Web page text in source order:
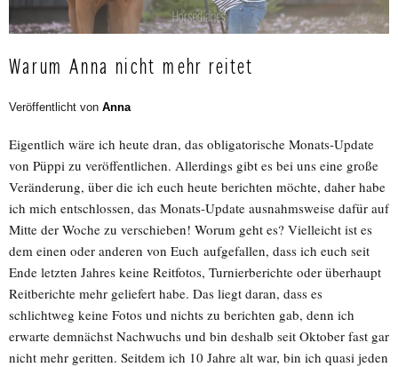
Warum Anna nicht mehr reitet
Veröffentlicht von Anna
Eigentlich wäre ich heute dran, das obligatorische Monats-Update
von Püppi zu veröffentlichen. Allerdings gibt es bei uns eine große
Veränderung, über die ich euch heute berichten möchte, daher habe
ich mich entschlossen, das Monats-Update ausnahmsweise dafür auf
Mitte der Woche zu verschieben! Worum geht es? Vielleicht ist es
dem einen oder anderen von Euch aufgefallen, dass ich euch seit
Ende letzten Jahres keine Reitfotos, Turnierberichte oder überhaupt
Reitberichte mehr geliefert habe. Das liegt daran, dass es
schlichtweg keine Fotos und nichts zu berichten gab, denn ich
erwarte demnächst Nachwuchs und bin deshalb seit Oktober fast gar
nicht mehr geritten. Seitdem ich 10 Jahre alt war, bin ich quasi jeden